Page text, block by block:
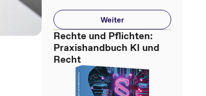
Weiter
Rechte und Pflichten:
Praxishandbuch KI und
Recht